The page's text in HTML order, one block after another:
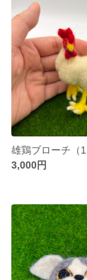
雄鶏ブローチ（1
3,000円